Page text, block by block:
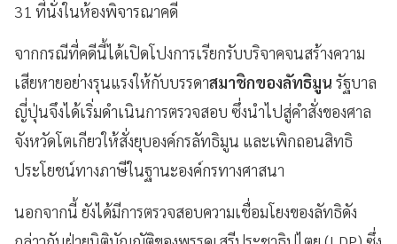
31 ที่นั่งในห้องพิจารณาคดี
จากกรณีที่คดีนี้ได้เปิดโปงการเรียกรับบริจาคจนสร้างความ
เสียหายอย่างรุนแรงให้กับบรรดาสมาชิกของลัทธิมูน รัฐบาล
ญี่ปุ่นจึงได้เริ่มดำเนินการตรวจสอบ ซึ่งนำไปสู่คำสั่งของศาล
จังหวัดโตเกียวให้สั่งยุบองค์กรลัทธิมูน และเพิกถอนสิทธิ
ประโยชน์ทางภาษีในฐานะองค์กรทางศาสนา
นอกจากนี้ ยังได้มีการตรวจสอบความเชื่อมโยงของลัทธิดัง